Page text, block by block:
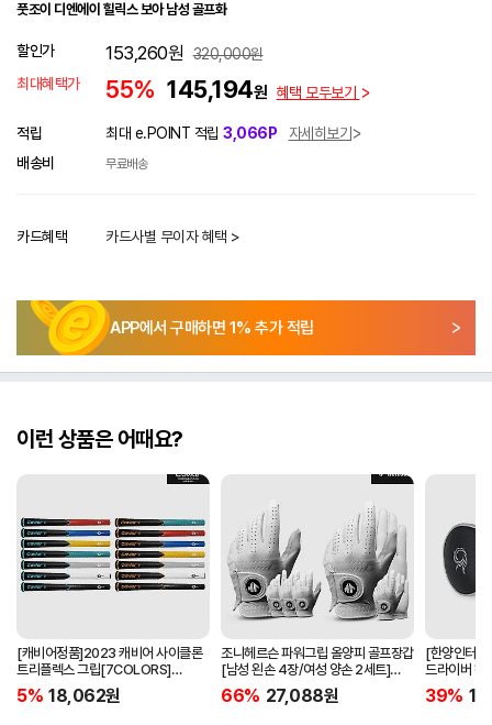
풋조이 디엔에이 힐릭스 보아 남성 골프화
할인가 153,260원 320,000원
최대혜택가
55% 145,194원 혜택 모두보기
적립 최대 e.POINT 적립 3,066P
자세히보기
배송비
무료배송
카드혜택 카드사별 무이자 혜택 >
APP에서 구매하면 1% 추가 적립
이런 상품은 어때요?
[캐비어정품]2023 캐비어 사이클론
트리플렉스 그립[7COLORS]
[라운드][39g/42g/46g/50g]
[R/S 토크]
5% 18,062원
조니헤르슨 파워그립 올양피 골프장갑
[남성 왼손 4장/여성 양손 2세트]
[화이트][케이스포함]
66% 27,088원
[한양인터
드라이버 헤
[HD-302]
39%